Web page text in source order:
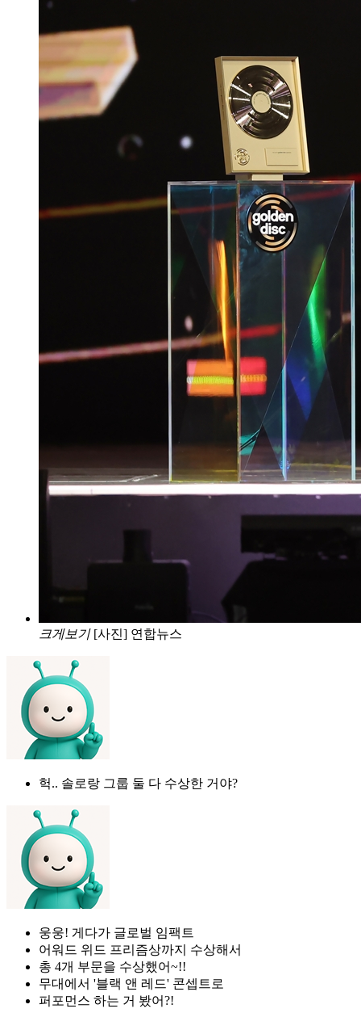
크게보기 [사진] 연합뉴스
헉.. 솔로랑 그룹 둘 다 수상한 거야?
웅웅! 게다가 글로벌 임팩트
어워드 위드 프리즘상까지 수상해서
총 4개 부문을 수상했어~!!
무대에서 '블랙 앤 레드' 콘셉트로
퍼포먼스 하는 거 봤어?!